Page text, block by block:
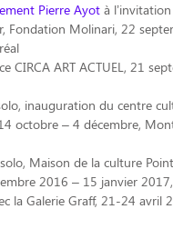
Pierre Ayot à
Fondation Molinari, 22
CIRCA ART ACTUEL, 21
inauguration du centre
octobre – 4 décembre,
Maison de la culture
2016 – 15 janvier
la Galerie Graff, 21-24 avril